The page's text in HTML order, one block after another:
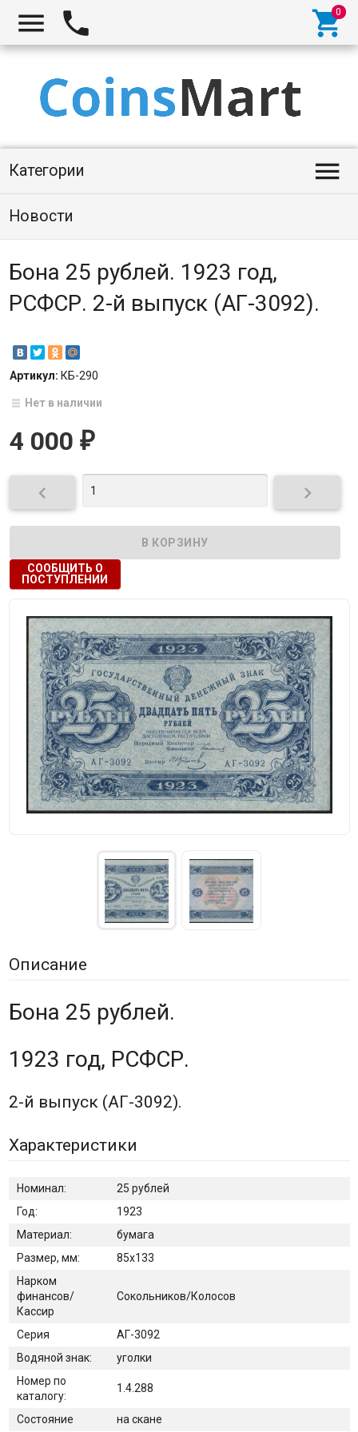
  
Категории 
Новости
Бона 25 рублей. 1923 год,
РСФСР. 2-й выпуск (АГ-3092).
Артикул: КБ-290
Нет в наличии
4 000 ₽
 
СООБЩИТЬ О
ПОСТУПЛЕНИИ
Описание
Бона 25 рублей.
1923 год, РСФСР.
2-й выпуск (АГ-3092).
Характеристики
Номинал:
25 рублей
Год:
1923
Материал:
бумага
Размер, мм:
85х133
Нарком
финансов/
Кассир
Сокольников/Колосов
Серия
АГ-3092
Водяной знак:
уголки
Номер по
каталогу:
1.4.288
Состояние на скане